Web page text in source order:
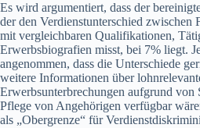
Es wird argumentiert, dass der
der den Verdienstunterschied zwischen
mit vergleichbaren Qualifikationen,
Erwerbsbiografien misst, bei 7% liegt.
angenommen, dass die Unterschiede
weitere Informationen über
Erwerbsunterbrechungen aufgrund von
Pflege von Angehörigen verfügbar
als „Obergrenze“ für